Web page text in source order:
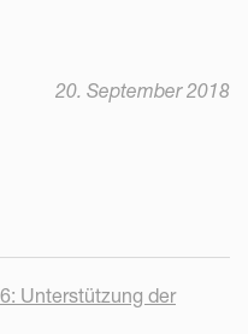
20. September 2018
Unterstützung der